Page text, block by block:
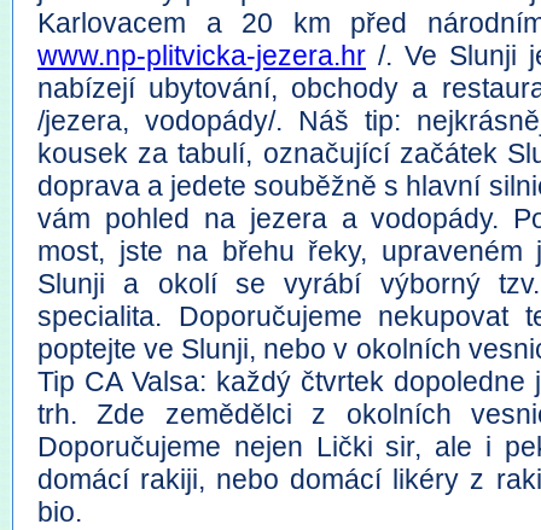
Karlovacem a 20 km před
www.np-plitvicka-jezera.hr /. Ve Slunji
nabízejí ubytování, obchody a
/jezera, vodopády/. Náš tip:
kousek za tabulí, označující začátek
doprava a jedete souběžně s hlavní
vám pohled na jezera a vodopády.
most, jste na břehu řeky,
Slunji a okolí se vyrábí výborný
specialita. Doporučujeme
poptejte ve Slunji, nebo v okolních
Tip CA Valsa: každý čtvrtek
trh. Zde zemědělci z okolních
Doporučujeme nejen Lički sir, ale i
domácí rakiji, nebo domácí likéry z
bio.